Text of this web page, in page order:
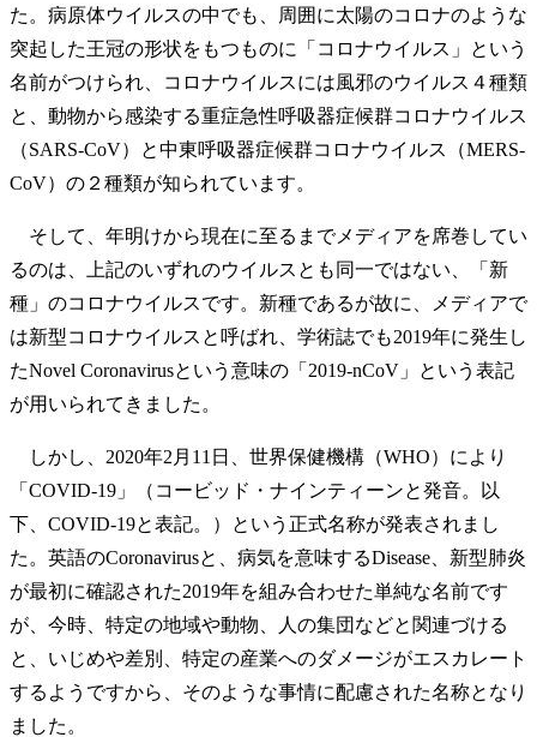
た。病原体ウイルスの中でも、周囲に太陽のコロナのような
突起した王冠の形状をもつものに「コロナウイルス」という
名前がつけられ、コロナウイルスには風邪のウイルス４種類
と、動物から感染する重症急性呼吸器症候群コロナウイルス
（SARS-CoV）と中東呼吸器症候群コロナウイルス（MERS-
CoV）の２種類が知られています。
そして、年明けから現在に至るまでメディアを席巻してい
るのは、上記のいずれのウイルスとも同一ではない、「新
種」のコロナウイルスです。新種であるが故に、メディアで
は新型コロナウイルスと呼ばれ、学術誌でも2019年に発生し
たNovel Coronavirusという意味の「2019-nCoV」という表記
が用いられてきました。
しかし、2020年2月11日、世界保健機構（WHO）により
「COVID-19」（コービッド・ナインティーンと発音。以
下、COVID-19と表記。）という正式名称が発表されまし
た。英語のCoronavirusと、病気を意味するDisease、新型肺炎
が最初に確認された2019年を組み合わせた単純な名前です
が、今時、特定の地域や動物、人の集団などと関連づける
と、いじめや差別、特定の産業へのダメージがエスカレート
するようですから、そのような事情に配慮された名称となり
ました。